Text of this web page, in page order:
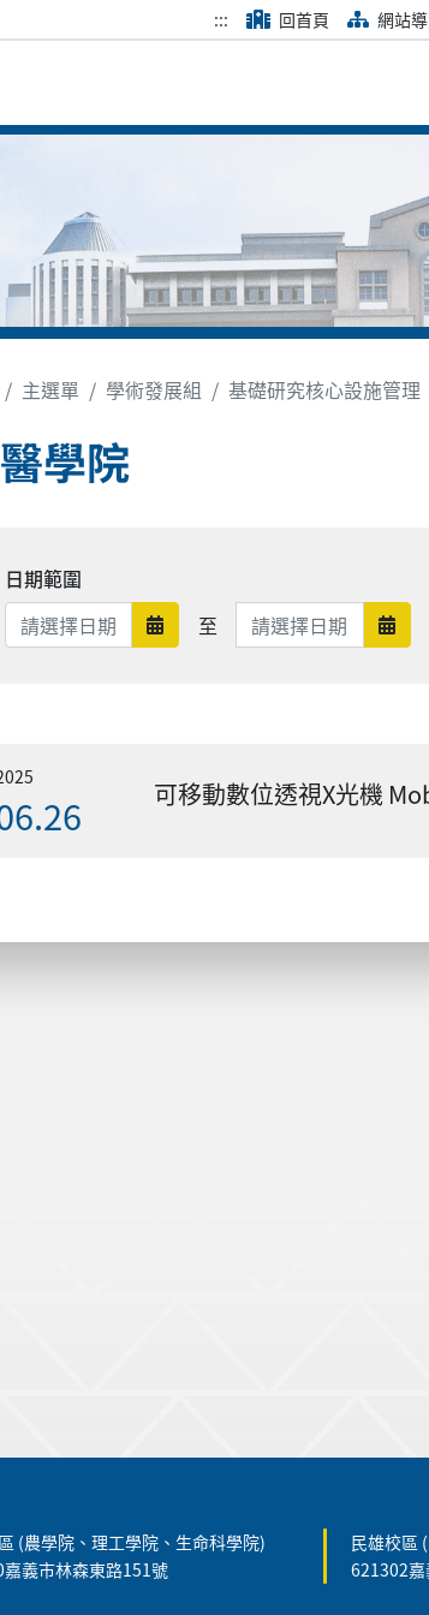
::: 回首頁 網站
主選單 學術發展組 基礎研究核心設施管理
學院
日期範圍
日期範圍開始
至 日期範圍結束 日
可移動數位透視X光機
(農學院、理工學院、生命科學院)
義市林森東路151號
民雄校區
621302